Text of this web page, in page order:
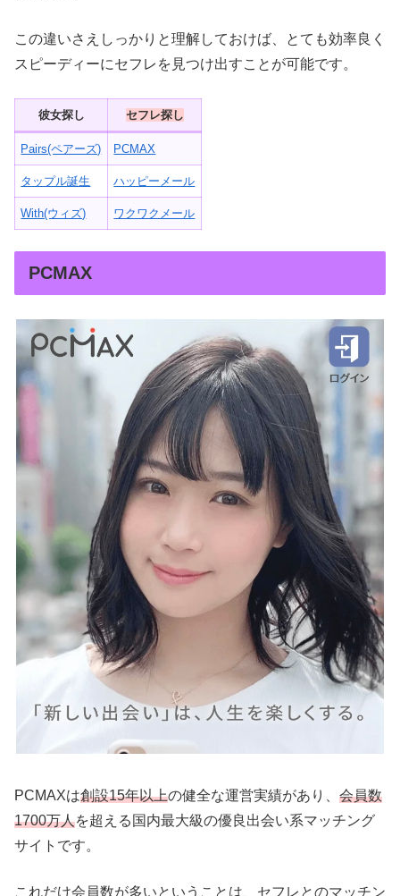
この違いさえしっかりと理解しておけば、とても効率良く
スピーディーにセフレを見つけ出すことが可能です。
彼女探し セフレ探し
Pairs(ペアーズ) PCMAX
タップル誕生 ハッピーメール
With(ウィズ) ワクワクメール
PCMAX
PCMAXは創設15年以上の健全な運営実績があり、 会員数
1700万人を超える国内最大級の優良出会い系マッチング
サイトです。
これだけ会員数が多いということは、セフレとのマッチン